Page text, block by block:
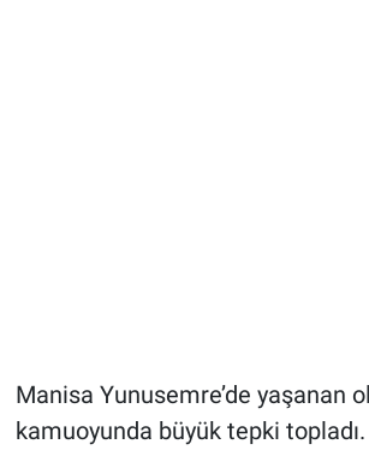
Manisa Yunusemre’de yaşanan
kamuoyunda büyük tepki